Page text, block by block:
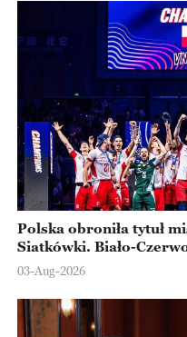
Polska obroniła tytuł
Siatkówki. Biało-
Ningbo
03-Aug-2026